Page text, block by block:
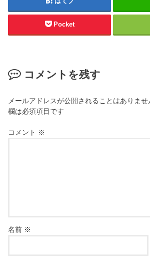
Pocket
コメントを残す
メールアドレスが公開されることはありませ
欄は必須項目です
コメント ※
名前 ※